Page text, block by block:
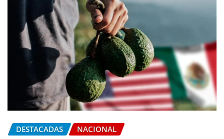
DESTACADAS NACIONAL